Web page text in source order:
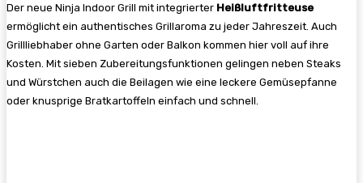
Der neue Ninja Indoor Grill mit integrierter Heißluftfritteuse
ermöglicht ein authentisches Grillaroma zu jeder Jahreszeit. Auch
Grillliebhaber ohne Garten oder Balkon kommen hier voll auf ihre
Kosten. Mit sieben Zubereitungsfunktionen gelingen neben Steaks
und Würstchen auch die Beilagen wie eine leckere Gemüsepfanne
oder knusprige Bratkartoffeln einfach und schnell.